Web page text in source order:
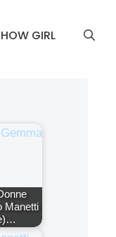
GIRL
Manetti